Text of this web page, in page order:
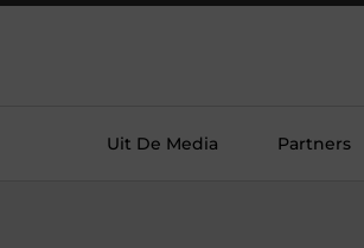
Uit De Media Partners